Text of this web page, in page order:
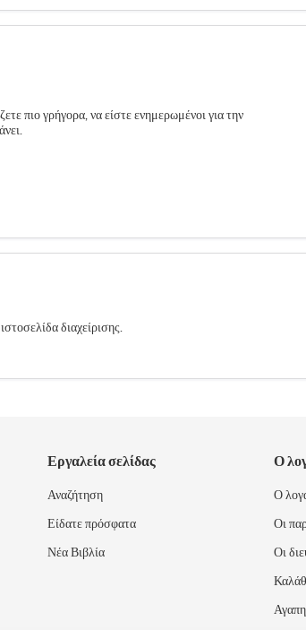
πιο γρήγορα, να είστε ενημερωμένοι για την
διαχείρισης.
Εργαλεία σελίδας
Αναζήτηση
Είδατε πρόσφατα
Νέα Βιβλία
Ο
Ο
Οι
Οι